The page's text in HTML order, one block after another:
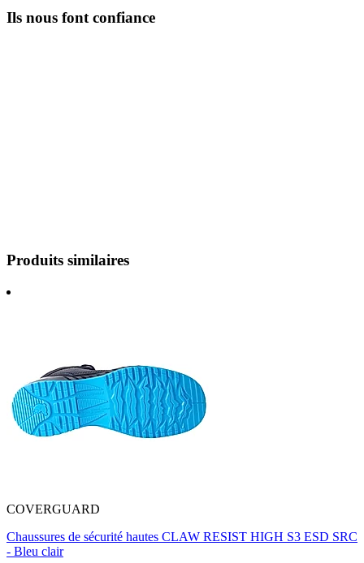
Ils nous font confiance
Produits similaires
COVERGUARD
Chaussures de sécurité hautes CLAW RESIST HIGH S3 ESD SRC
- Bleu clair